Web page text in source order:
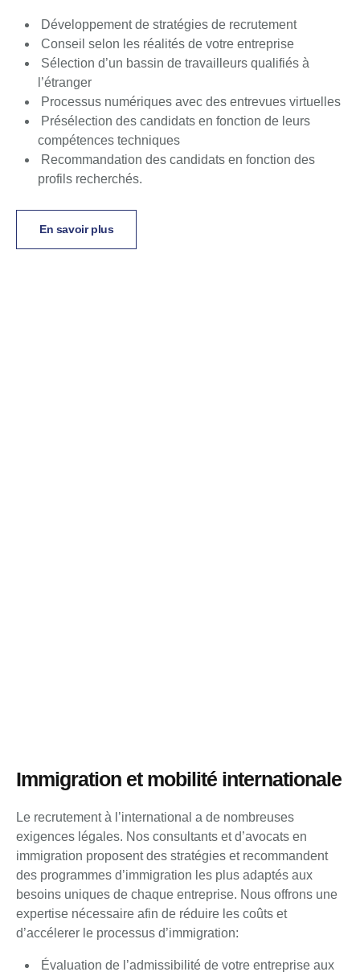
Développement de stratégies de recrutement
Conseil selon les réalités de votre entreprise
Sélection d’un bassin de travailleurs qualifiés à
l’étranger
Processus numériques avec des entrevues virtuelles
Présélection des candidats en fonction de leurs
compétences techniques
Recommandation des candidats en fonction des
profils recherchés.
En savoir plus
Immigration et mobilité internationale
Le recrutement à l’international a de nombreuses
exigences légales. Nos consultants et d’avocats en
immigration proposent des stratégies et recommandent
des programmes d’immigration les plus adaptés aux
besoins uniques de chaque entreprise. Nous offrons une
expertise nécessaire afin de réduire les coûts et
d’accélerer le processus d’immigration:
Évaluation de l’admissibilité de votre entreprise aux